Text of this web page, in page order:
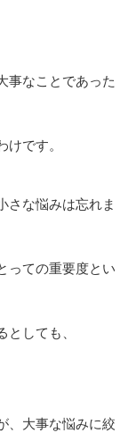
事なことであった
です。
さな悩みは忘れま
っての重要度とい
しても、
、大事な悩みに絞